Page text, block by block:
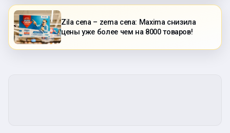
Zila cena – zema cena: Maxima снизила
цены уже более чем на 8000 товаров!